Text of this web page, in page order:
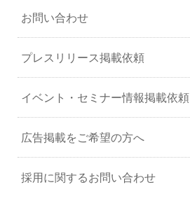
お問い合わせ
プレスリリース掲載依頼
イベント・セミナー情報掲載依頼
広告掲載をご希望の方へ
採用に関するお問い合わせ